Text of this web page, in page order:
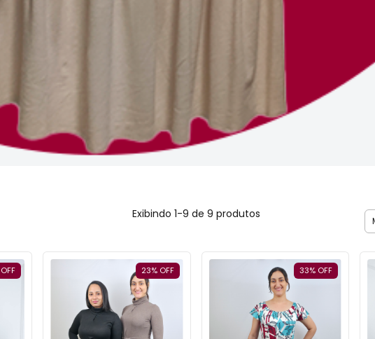
Exibindo 1-9 de 9 produtos
OFF 23% OFF 33% OFF